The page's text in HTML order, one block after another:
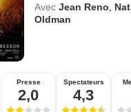
Avec Jean Reno
Oldman
Presse
2,0
Spectateurs
4,3